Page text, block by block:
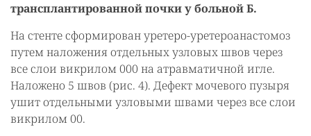
трансплантированной почки у больной Б.
На стенте сформирован уретеро-уретероанастомоз
путем наложения отдельных узловых швов через
все слои викрилом 000 на атравматичной игле.
Наложено 5 швов (рис. 4). Дефект мочевого пузыря
ушит отдельными узловыми швами через все слои
викрилом 00.